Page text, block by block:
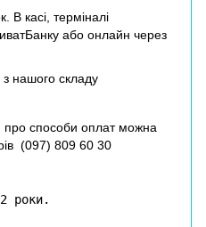
В касі, терміналі
або онлайн через
з нашого складу
про способи оплат можна
(097) 809 60 30
роки.